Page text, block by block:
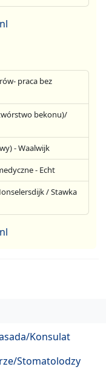
praca bez
bekonu)/
- Waalwijk
- Echt
/ Stawka
Konsulat
Stomatolodzy